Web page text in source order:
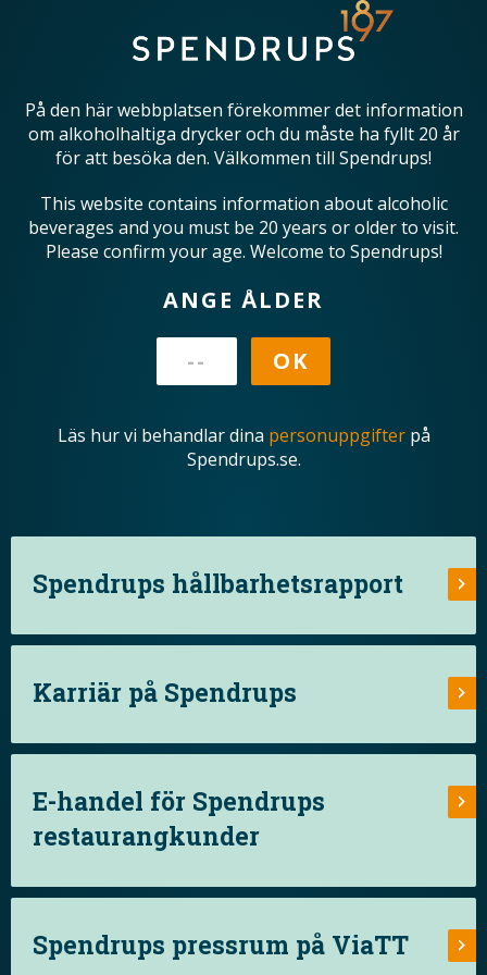
På den här webbplatsen förekommer det information
om alkoholhaltiga drycker och du måste ha fyllt 20 år
för att besöka den. Välkommen till Spendrups!
This website contains information about alcoholic
beverages and you must be 20 years or older to visit.
Please confirm your age. Welcome to Spendrups!
ANGE ÅLDER
Läs hur vi behandlar dina personuppgifterpå
Spendrups.se.
Spendrups hållbarhetsrapport
Karriär på Spendrups
E-handel för Spendrups
restaurangkunder
Spendrups pressrum på ViaTT